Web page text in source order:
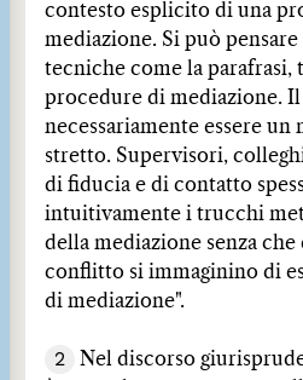
contesto esplicito di una
mediazione. Si può
tecniche come la parafrasi,
procedure di mediazione.
necessariamente essere un
stretto. Supervisori,
di fiducia e di contatto
intuitivamente i trucchi
della mediazione senza che
conflitto si immaginino di
di mediazione".
2
Nel discorso